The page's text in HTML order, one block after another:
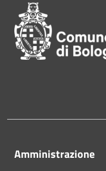
Amministrazione